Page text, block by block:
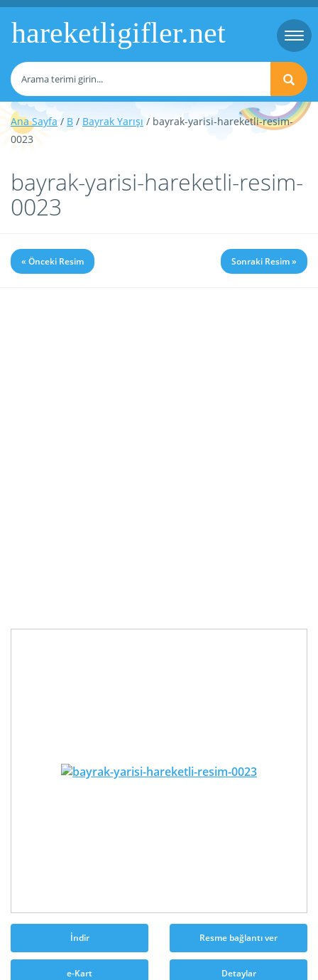
hareketligifler.net
Ana Sayfa/ B / Bayrak Yarışı / bayrak-yarisi-hareketli-resim-
0023
bayrak-yarisi-hareketli-resim-
0023
« Önceki Resim Sonraki Resim »
İndir Resme bağlantı ver
e-Kart Detaylar